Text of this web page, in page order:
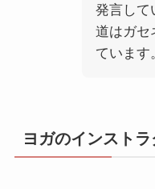
発言して
道はガセ
ています
ヨガのインスト